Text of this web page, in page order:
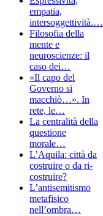
empatia,
intersoggettività.…
Filosofia della
mente e
neuroscienze: il
caso dei…
«Il capo del
Governo si
macchiò…». In
rete, le…
La centralità della
questione
morale…
L’Aquila: città da
costruire o da ri-
costruire?
L’antisemitismo
metafisico
nell’ombra…